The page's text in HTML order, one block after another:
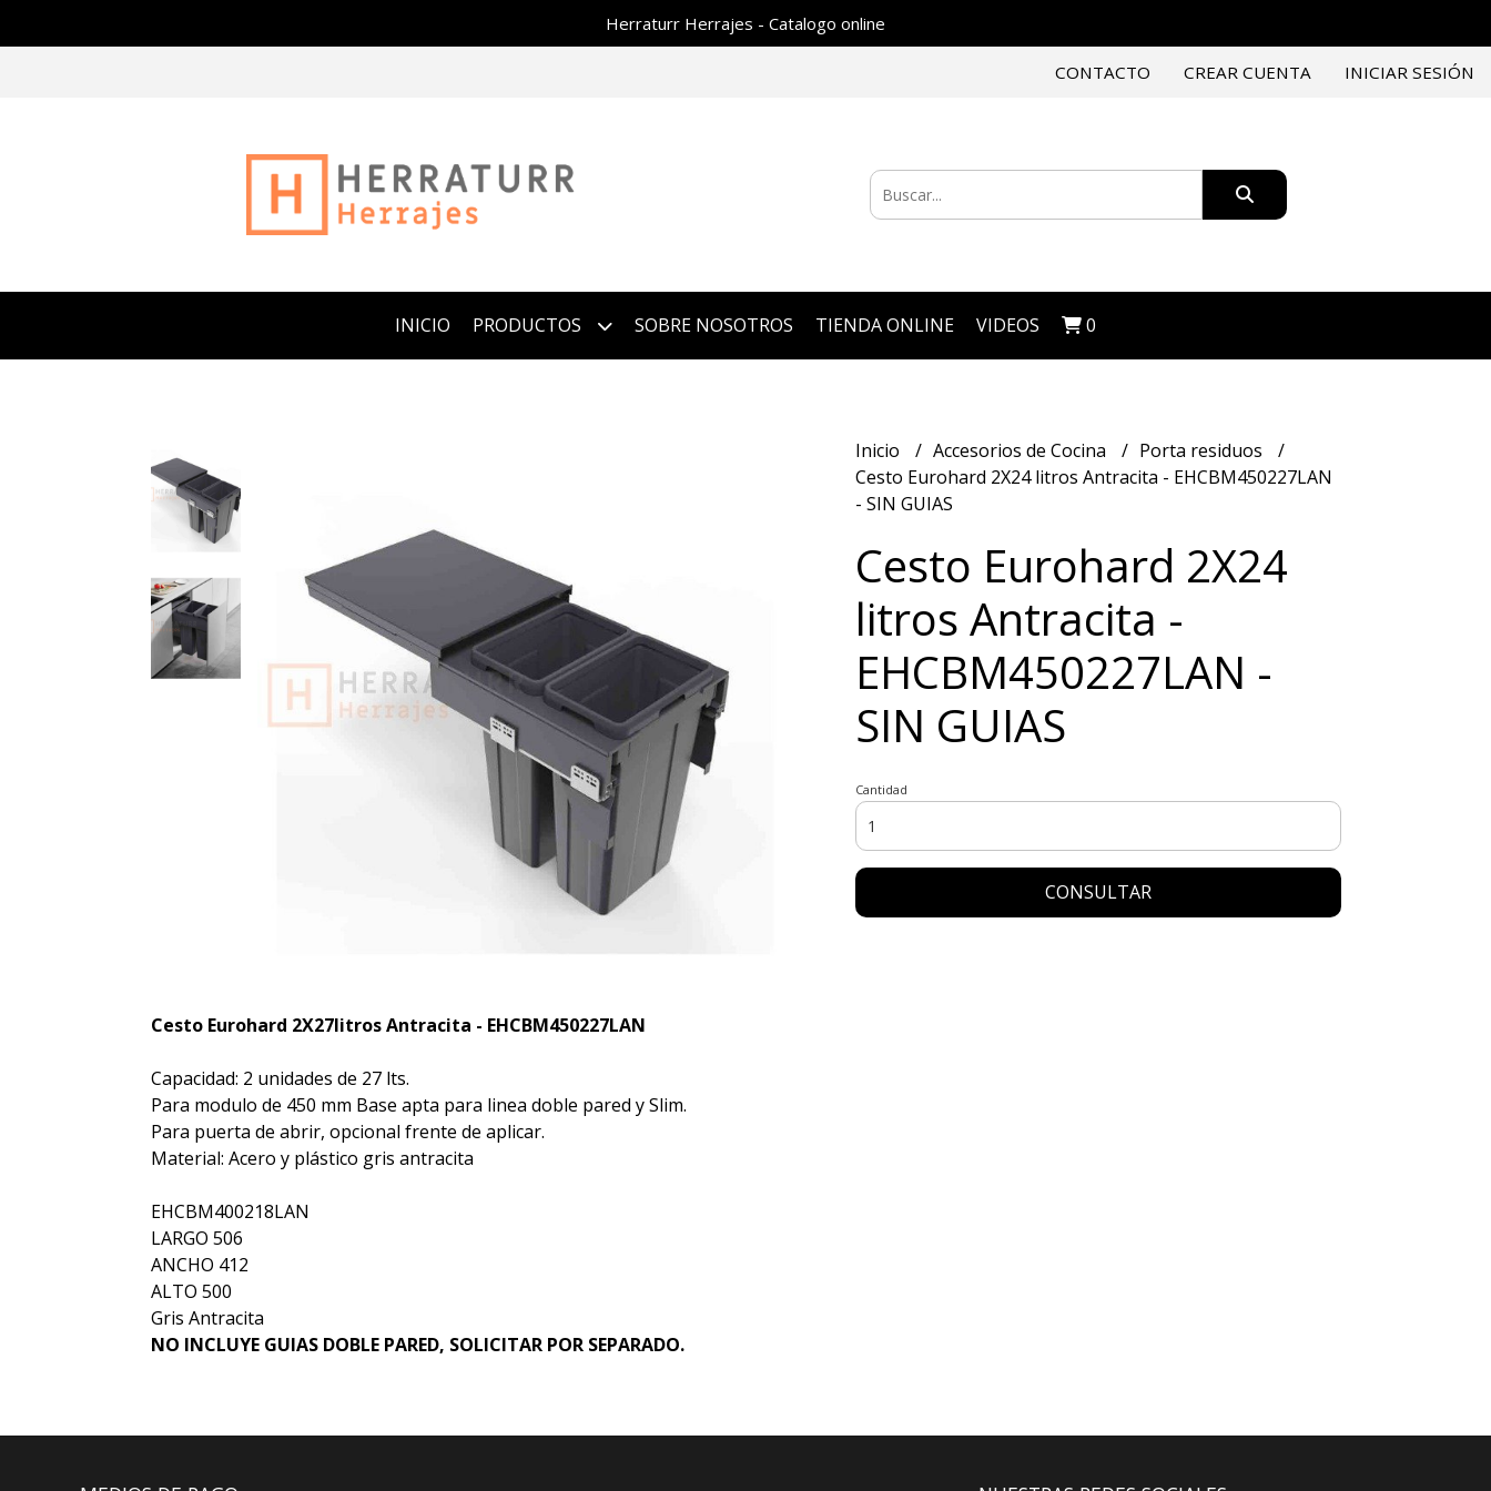
Herraturr Herrajes - Catalogo online
CONTACTO CREAR CUENTA INICIAR SESIÓN
INICIO PRODUCTOS SOBRE NOSOTROS TIENDA ONLINE VIDEOS 0
Cesto Eurohard 2X27litros Antracita - EHCBM450227LAN
Capacidad: 2 unidades de 27 lts.
Para modulo de 450 mm Base apta para linea doble pared y Slim.
Para puerta de abrir, opcional frente de aplicar.
Material: Acero y plástico gris antracita
EHCBM400218LAN
LARGO 506
ANCHO 412
ALTO 500
Gris Antracita
NO INCLUYE GUIAS DOBLE PARED, SOLICITAR POR SEPARADO.
Inicio Accesorios de Cocina
Porta residuos
Cesto Eurohard 2X24 litros Antracita - EHCBM450227LAN
- SIN GUIAS
Cesto Eurohard 2X24
litros Antracita -
EHCBM450227LAN -
SIN GUIAS
Cantidad
CONSULTAR